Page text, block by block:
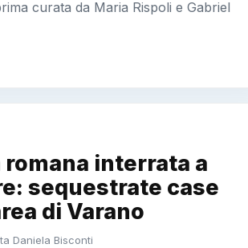
curata da Maria Rispoli e Gabriel
interrata a
sequestrate case
di Varano
Daniela Bisconti